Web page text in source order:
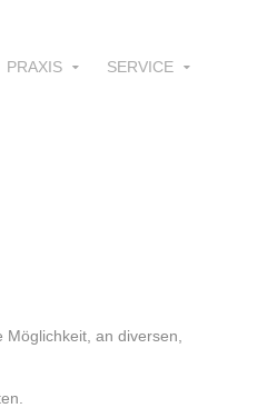
PRAXIS SERVICE
an diversen,